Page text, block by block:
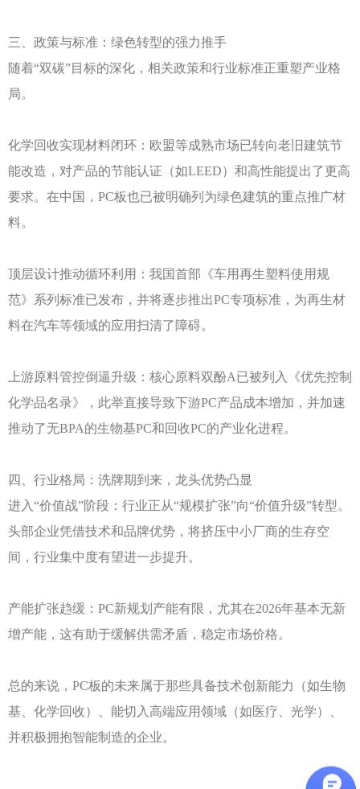
三、政策与标准：绿色转型的强力推手
随着“双碳”目标的深化，相关政策和行业标准正重塑产业格
局。
化学回收实现材料闭环：欧盟等成熟市场已转向老旧建筑节
能改造，对产品的节能认证（如LEED）和高性能提出了更高
要求。在中国，PC板也已被明确列为绿色建筑的重点推广材
料。
顶层设计推动循环利用：我国首部《车用再生塑料使用规
范》系列标准已发布，并将逐步推出PC专项标准，为再生材
料在汽车等领域的应用扫清了障碍。
上游原料管控倒逼升级：核心原料双酚A已被列入《优先控制
化学品名录》，此举直接导致下游PC产品成本增加，并加速
推动了无BPA的生物基PC和回收PC的产业化进程。
四、行业格局：洗牌期到来，龙头优势凸显
进入“价值战”阶段：行业正从“规模扩张”向“价值升级”转型。
头部企业凭借技术和品牌优势，将挤压中小厂商的生存空
间，行业集中度有望进一步提升。
产能扩张趋缓： PC新规划产能有限，尤其在2026年基本无新
增产能，这有助于缓解供需矛盾，稳定市场价格。
总的来说， PC板的未来属于那些具备技术创新能力（如生物
基、化学回收）、能切入高端应用领域（如医疗、光学）、
并积极拥抱智能制造的企业。